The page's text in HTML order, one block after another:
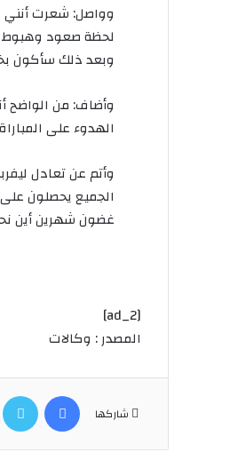
وواصل: شعرتأنني
لحظةصعود وهبوط
وبعدذلكسأكون
وأضاف: من الواضح
الهدوءعلى
وأتمعنتعادل
الجميعيحصلونعلى
غضونشهرينأين
[ad_2]
المصدر : وكالات
شاركها
فيسبوك